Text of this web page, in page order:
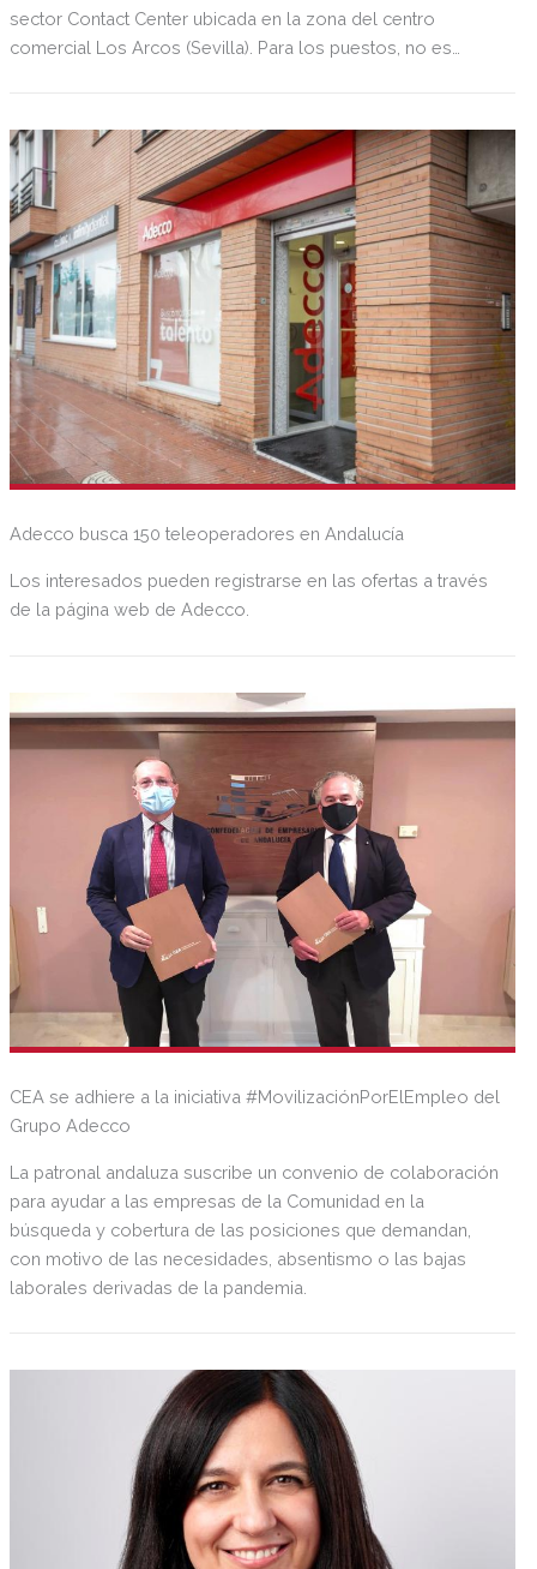
sector Contact Center ubicada en la zona del centro
comercial Los Arcos (Sevilla). Para los puestos, no es
duración en la que aprenderán todo lo imprescindible. Se
requiere buenas dotes comunicativas, tener orientación al
cliente y gran motivación a trabajar por objetivos, así como
pasión por las ventas.
Adecco busca 150 teleoperadores en Andalucía
Los interesados pueden registrarse en las ofertas a través
de la página web de Adecco.
CEA se adhiere a la iniciativa #MovilizaciónPorElEmpleo del
Grupo Adecco
La patronal andaluza suscribe un convenio de colaboración
para ayudar a las empresas de la Comunidad en la
búsqueda y cobertura de las posiciones que demandan,
con motivo de las necesidades, absentismo o las bajas
laborales derivadas de la pandemia.